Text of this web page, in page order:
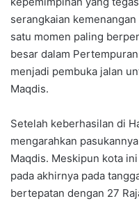
serangkaian
satu momen paling
besar dalam
menjadi pembuka jalan
Maqdis.
Setelah keberhasilan di
mengarahkan
Maqdis. Meskipun kota
pada akhirnya pada
bertepatan dengan 27